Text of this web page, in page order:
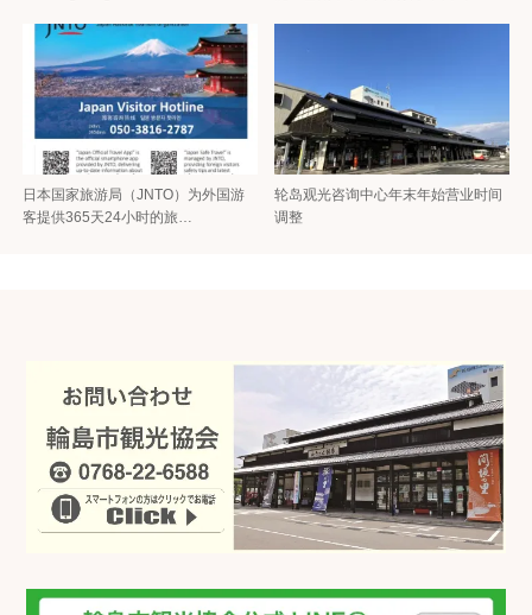
日本国家旅游局（JNTO）为外国游
客提供365天24小时的旅…
轮岛观光咨询中心年末年始营业时间
调整